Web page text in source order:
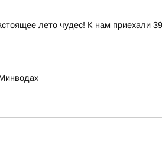
лето чудес! К нам приехали